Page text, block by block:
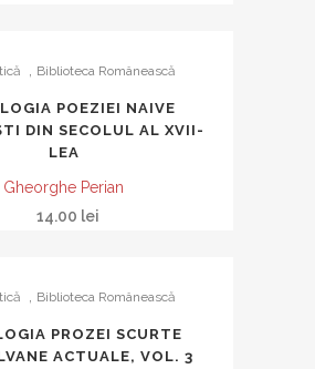
Biblioteca Românească
POEZIEI NAIVE
DIN SECOLUL AL XVII-
LEA
Gheorghe Perian
14.00 lei
Biblioteca Românească
PROZEI SCURTE
ACTUALE, VOL. 3